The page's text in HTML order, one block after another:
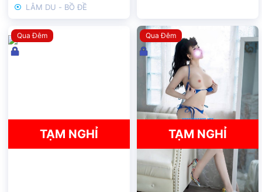
LÂM DU - BỒ ĐỀ
Qua Đêm
Đ
TẠM NGHỈ
Qua Đêm
Đ
ã
k
h
ó
a
TẠM NGHỈ